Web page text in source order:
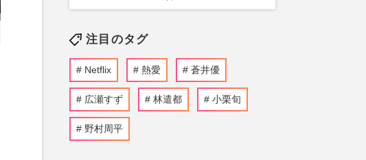
注目のタグ
Netflix 熱愛 蒼井優
広瀬すず 林遣都 小栗旬
野村周平